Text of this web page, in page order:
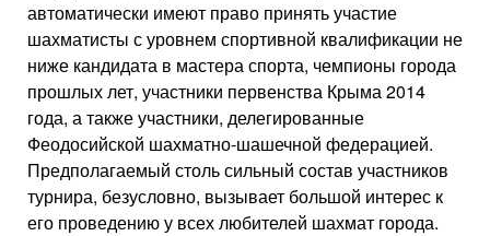
автоматически имеют право принять участие
шахматисты с уровнем спортивной квалификации не
ниже кандидата в мастера спорта, чемпионы города
прошлых лет, участники первенства Крыма 2014
года, а также участники, делегированные
Феодосийской шахматно-шашечной федерацией.
Предполагаемый столь сильный состав участников
турнира, безусловно, вызывает большой интерес к
его проведению у всех любителей шахмат города.